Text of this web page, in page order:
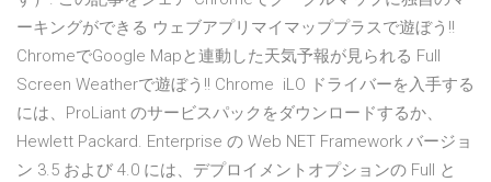
ーキングができる ウェブアプリマイマッププラスで遊ぼう!!
ChromeでGoogle Mapと連動した天気予報が見られる Full
Screen Weatherで遊ぼう!! Chrome iLO ドライバーを入手する
には、ProLiant のサービスパックをダウンロードするか、
Hewlett Packard. Enterprise の Web NET Framework バージョ
ン 3.5 および 4.0 には、デプロイメントオプションの Full と